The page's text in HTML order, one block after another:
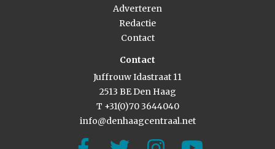
Adverteren
Redactie
Contact
Contact
Juffrouw Idastraat 11
2513 BE Den Haag
T +31(0)70 3644040
info@denhaagcentraal.net